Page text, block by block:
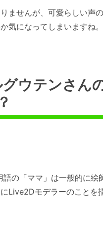
ませんが、可愛らしい声
気になってしまいますね。
ウテンさん
の「ママ」は一般的に絵
にLive2Dモデラーのことを